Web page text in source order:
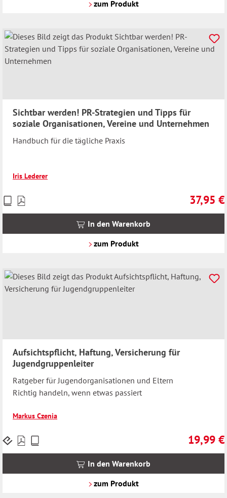
zum Produkt
Sichtbar werden! PR-Strategien und Tipps für
soziale Organisationen, Vereine und Unternehmen
Handbuch für die tägliche Praxis
Iris Lederer
37,95 €
Preise
inkl.
In den Warenkorb
zum Produkt
Aufsichtspflicht, Haftung, Versicherung für
Jugendgruppenleiter
Ratgeber für Jugendorganisationen und Eltern
Richtig handeln, wenn etwas passiert
Markus Czenia
19,99 €
Preise
In den Warenkorb
zum Produkt